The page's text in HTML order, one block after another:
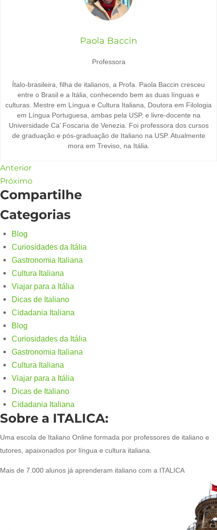
Paola Baccin
Professora
Ítalo-brasileira, filha de italianos, a Profa. Paola Baccin cresceu
entre o Brasil e a Itália, conhecendo bem as duas línguas e
culturas. Mestre em Língua e Cultura Italiana, Doutora em Filologia
em Língua Portuguesa, ambas pela USP, e livre-docente na
Universidade Ca’ Foscaria de Venezia. Foi professora dos cursos
de graduação e pós-graduação de Italiano na USP. Atualmente
mora em Treviso, na Itália.
Anterior
Próximo
Compartilhe
Categorias
Blog
Curiosidades da Itália
Gastronomia Italiana
Cultura Italiana
Viajar para a Itália
Dicas de Italiano
Cidadania Italiana
Blog
Curiosidades da Itália
Gastronomia Italiana
Cultura Italiana
Viajar para a Itália
Dicas de Italiano
Cidadania Italiana
Sobre a ITALICA:
Uma escola de Italiano Online formada por professores de italiano e
tutores, apaixonados por língua e cultura italiana.
Mais de 7.000 alunos já aprenderam italiano com a ITALICA